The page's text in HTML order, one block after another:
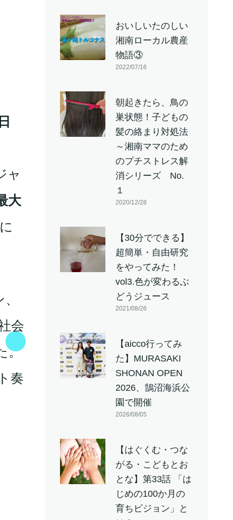
ャ
大
会
。
奏
おいしいたのしい
湘南ローカル農産
物語③
2022/07/16
朝起きたら、鳥の
巣状態！子どもの
髪の絡まり対処法
～湘南ママのため
のプチストレス解
消シリーズ No.
１
2020/12/28
【30分でできる】
超簡単・自由研究
をやってみた！
vol3.色が変わるぶ
どうジュース
2021/08/26
【aicco行ってみ
た】MURASAKI
SHONAN OPEN
2026、鵠沼海浜公
園で開催
2026/08/05
【はぐくむ・つな
がる・こどもとお
とな】第33話 「は
じめの100か月の
育ちビジョン」と